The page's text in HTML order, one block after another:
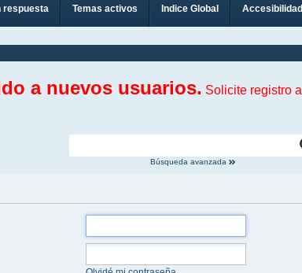
respuesta Temas activos Indice Global Accesibilidad
a nuevos usuarios. Solicite registro a
Búsqueda avanzada